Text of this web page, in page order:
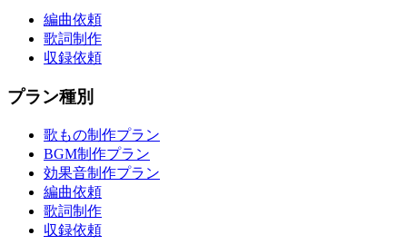
編曲依頼
歌詞制作
収録依頼
プラン種別
歌もの制作プラン
BGM制作プラン
効果音制作プラン
編曲依頼
歌詞制作
収録依頼